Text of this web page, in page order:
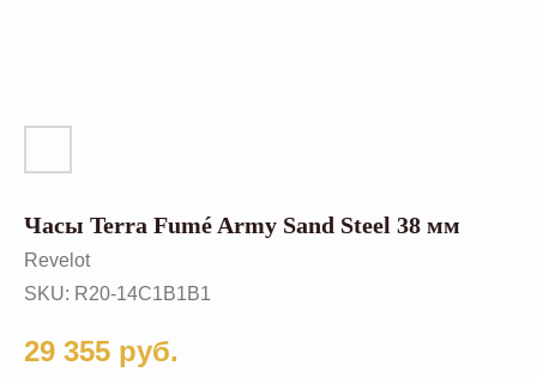
Часы Terra Fumé Army Sand Steel 38 мм
Revelot
SKU: R20-14C1B1B1
29 355 руб.